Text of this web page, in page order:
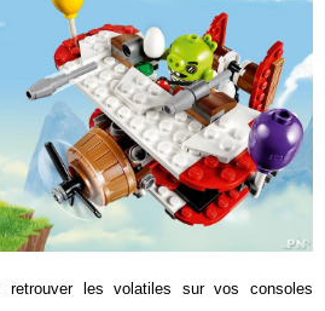
retrouver les volatiles sur vos consoles